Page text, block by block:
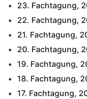
23. Fachtagung,
22. Fachtagung,
21. Fachtagung,
20. Fachtagung,
19. Fachtagung,
18. Fachtagung,
17. Fachtagung,